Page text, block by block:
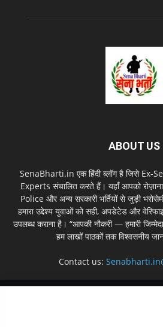
ABOUT US
SenaBharti.in एक हिंदी ब्लॉग है जिसे
Experts संचालित करते हैं। यहाँ आपको
Police और अन्य सरकारी भर्तियों से जुड़ी
हमारा उद्देश्य युवाओं को सही, अपडेटेड और
उपलब्ध कराना है। “आपकी नौकरी — हमारी
हम लाखों पाठकों तक विश्वसनीय
Contact us: